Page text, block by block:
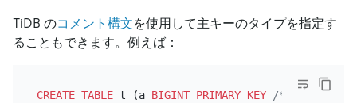
TiDB のコメント構文を使用して主キーのタイプを指定す
ることもできます。例えば：
CREATE TABLE t (a BIGINT PRIMARY KEY /